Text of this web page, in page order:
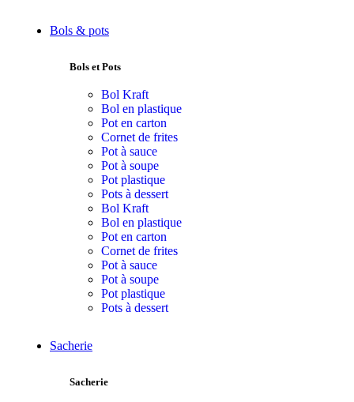
Bols & pots
Bols et Pots
Bol Kraft
Bol en plastique
Pot en carton
Cornet de frites
Pot à sauce
Pot à soupe
Pot plastique
Pots à dessert
Bol Kraft
Bol en plastique
Pot en carton
Cornet de frites
Pot à sauce
Pot à soupe
Pot plastique
Pots à dessert
Sacherie
Sacherie